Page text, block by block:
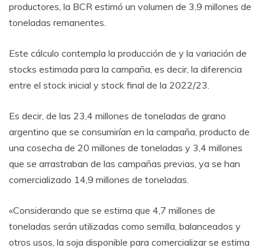
productores, la BCR estimó un volumen de 3,9 millones de
toneladas remanentes.
Este cálculo contempla la producción de y la variación de
stocks estimada para la campaña, es decir, la diferencia
entre el stock inicial y stock final de la 2022/23.
Es decir, de las 23,4 millones de toneladas de grano
argentino que se consumirían en la campaña, producto de
una cosecha de 20 millones de toneladas y 3,4 millones
que se arrastraban de las campañas previas, ya se han
comercializado 14,9 millones de toneladas.
«Considerando que se estima que 4,7 millones de
toneladas serán utilizadas como semilla, balanceados y
otros usos, la soja disponible para comercializar se estima